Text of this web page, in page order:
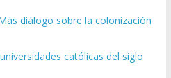
diálogo sobre la colonización
católicas del siglo